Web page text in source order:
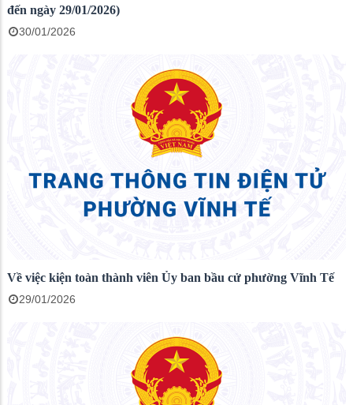
đến ngày 29/01/2026)
30/01/2026
Về việc kiện toàn thành viên Ủy ban bầu cử phường Vĩnh Tế
29/01/2026